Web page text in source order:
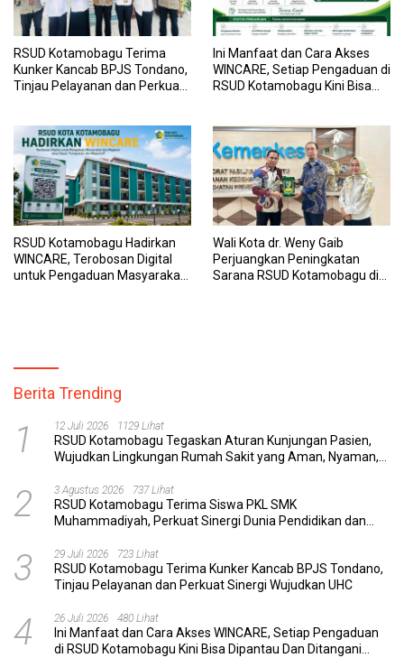
RSUD Kotamobagu Terima
Kunker Kancab BPJS Tondano,
Tinjau Pelayanan dan Perkuat
Ini Manfaat dan Cara Akses
WINCARE, Setiap Pengaduan di
RSUD Kotamobagu Kini Bisa
RSUD Kotamobagu Hadirkan
WINCARE, Terobosan Digital
untuk Pengaduan Masyarakat
Wali Kota dr. Weny Gaib
Perjuangkan Peningkatan
Sarana RSUD Kotamobagu di
Berita Trending
1 12 Juli 2026 1129 Lihat
RSUD Kotamobagu Tegaskan Aturan Kunjungan Pasien,
Wujudkan Lingkungan Rumah Sakit yang Aman, Nyaman,
2 3 Agustus 2026 737 Lihat
RSUD Kotamobagu Terima Siswa PKL SMK
Muhammadiyah, Perkuat Sinergi Dunia Pendidikan dan
3 29 Juli 2026 723 Lihat
RSUD Kotamobagu Terima Kunker Kancab BPJS Tondano,
Tinjau Pelayanan dan Perkuat Sinergi Wujudkan UHC
4 26 Juli 2026 480 Lihat
Ini Manfaat dan Cara Akses WINCARE, Setiap Pengaduan
di RSUD Kotamobagu Kini Bisa Dipantau Dan Ditangani